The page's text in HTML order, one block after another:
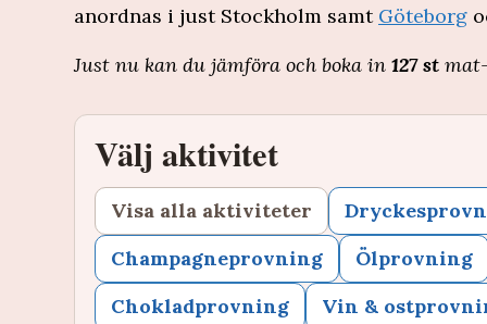
anordnas i just Stockholm samt Göteborg
Just nu kan du jämföra och boka in 127 st
Välj aktivitet
Visa alla aktiviteter
Champagneprovning
Ölprovning
Chokladprovning
Vin &